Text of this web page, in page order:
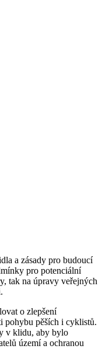
a zásady pro budoucí
pro potenciální
tak na úpravy veřejných
o zlepšení
pohybu pěších i cyklistů.
v klidu, aby bylo
území a ochranou